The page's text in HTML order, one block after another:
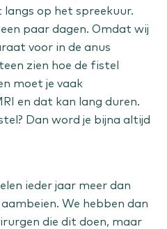
er niet tussen?
op het spreekuur.
paar dagen. Omdat wij
voor in de anus
zien hoe de fistel
moet je vaak
en dat kan lang duren.
Dan word je bijna altijd
ieder jaar meer dan
We hebben dan
die dit doen, maar